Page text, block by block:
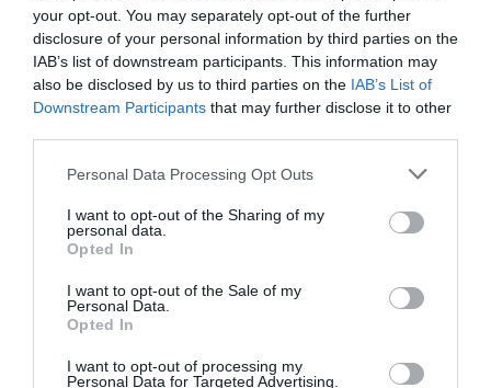
your opt-out. You may separately opt-out of the further
disclosure of your personal information by third parties on the
IAB’s list of downstream participants. This information may
also be disclosed by us to third parties on the IAB’s List of
Downstream Participants that may further disclose it to other
Personal Data Processing Opt Outs
I want to opt-out of the Sharing of my
personal data.
Opted In
I want to opt-out of the Sale of my
Personal Data.
Opted In
I want to opt-out of processing my
Personal Data for Targeted Advertising.
Gli assessori regionali chiedono all’esecutivo di
intervenire in sede di aggiornamento del Decreto
tenendo in considerazione le reali esigenze del
sistema imprenditoriale attraverso le
associazioni di categoria dei settori
maggiormente interessati. In questo modo, si
potrebbe evitare la diffusione del lavoro nero e
lavoro regolare che le persone costrette a vivere